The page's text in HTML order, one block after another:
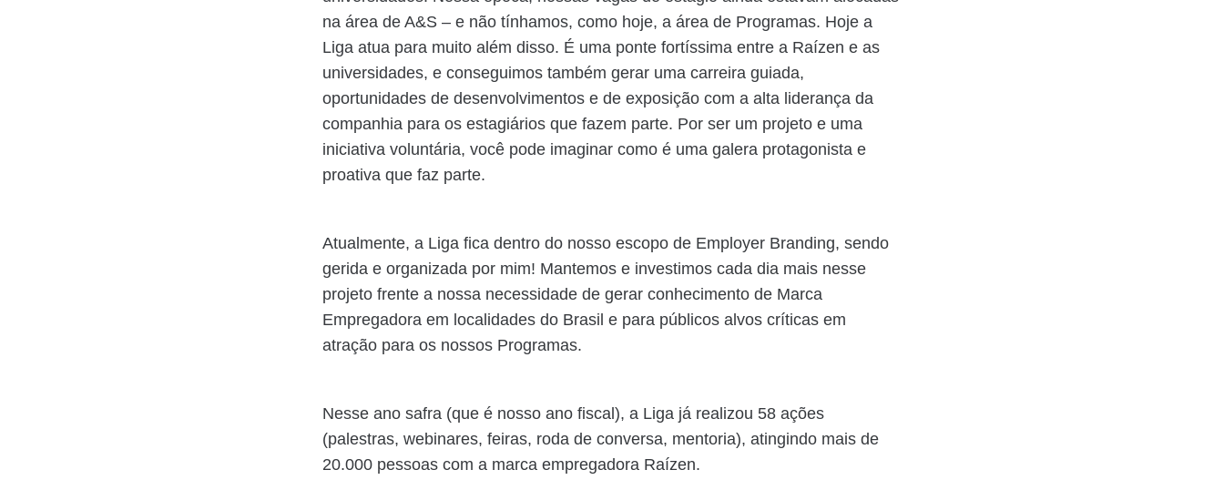
na área de A&S – e não tínhamos, como hoje, a área de Programas. Hoje a
Liga atua para muito além disso. É uma ponte fortíssima entre a Raízen e as
universidades, e conseguimos também gerar uma carreira guiada,
oportunidades de desenvolvimentos e de exposição com a alta liderança da
companhia para os estagiários que fazem parte. Por ser um projeto e uma
iniciativa voluntária, você pode imaginar como é uma galera protagonista e
proativa que faz parte.
Atualmente, a Liga fica dentro do nosso escopo de Employer Branding, sendo
gerida e organizada por mim! Mantemos e investimos cada dia mais nesse
projeto frente a nossa necessidade de gerar conhecimento de Marca
Empregadora em localidades do Brasil e para públicos alvos críticas em
atração para os nossos Programas.
Nesse ano safra (que é nosso ano fiscal), a Liga já realizou 58 ações
(palestras, webinares, feiras, roda de conversa, mentoria), atingindo mais de
20.000 pessoas com a marca empregadora Raízen.